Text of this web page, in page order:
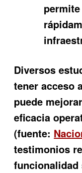
Diversos
tener acceso
puede
eficacia
(fuente:
testimonios